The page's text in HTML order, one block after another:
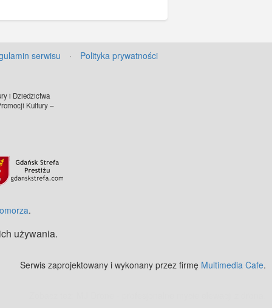
©OpenStreetMap
serwisu · Polityka prywatności
i Dziedzictwa
Kultury –
.
używania.
Serwis zaprojektowany i wykonany przez firmę Multimedia Cafe.